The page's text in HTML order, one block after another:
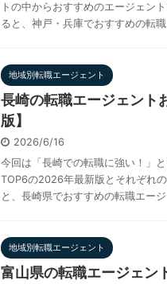
トの中からおすすめのエージェン
ると、神戸・兵庫でおすすめの転
地域別転職エージェント
長崎の転職エージェン
版】
2026/6/16
今回は「長崎での転職に強い！」
TOP6の2026年最新版とそれぞれ
と、長崎県でおすすめの転職エー
地域別転職エージェント
富山県の転職エージェン